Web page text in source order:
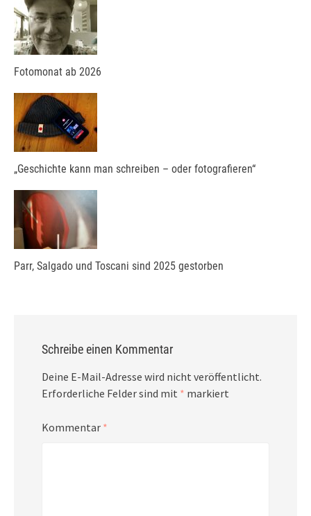
Fotomonat ab 2026
„Geschichte kann man schreiben – oder fotografieren“
Parr, Salgado und Toscani sind 2025 gestorben
Schreibe einen Kommentar
Deine E-Mail-Adresse wird nicht veröffentlicht.
Erforderliche Felder sind mit * markiert
Kommentar *